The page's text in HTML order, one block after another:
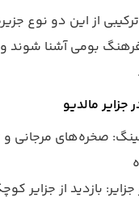
از این دو نوع
بومی آشنا شوند
جزایر مالدیو
صخره‌های مرجانی و
بازدید از جزایر